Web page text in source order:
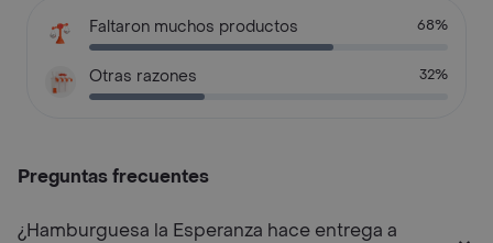
Faltaron muchos productos 68%
Otras razones 32%
Preguntas frecuentes
¿Hamburguesa la Esperanza hace entrega a